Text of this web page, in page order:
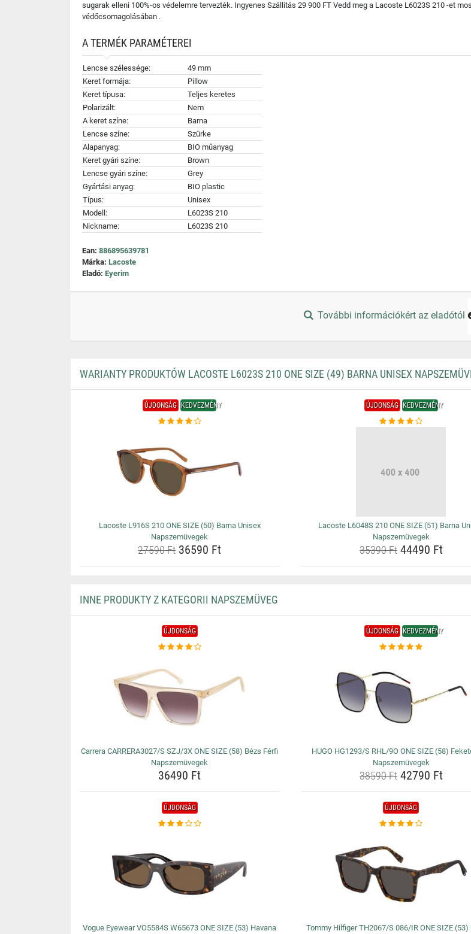
sugarak elleni 100%-os védelemre tervezték. Ingyenes Szállítás 29 900 FT Vedd meg a Lacoste L6023S 210 -et
védőcsomagolásában .
A TERMÉK PARAMÉTEREI
Lencse szélessége:
49 mm
Keret formája:
Pillow
Keret típusa:
Teljes keretes
Polarizált:
Nem
A keret színe:
Barna
Lencse színe:
Szürke
Alapanyag:
BIO műanyag
Keret gyári színe:
Brown
Lencse gyári színe:
Grey
Gyártási anyag:
BIO plastic
Típus:
Unisex
Modell:
L6023S 210
Nickname:
L6023S 210
Ean: 886895639781
Márka: Lacoste
Eladó: Eyerim
További információkért az eladótól
WARIANTY PRODUKTÓW LACOSTE L6023S 210 ONE SIZE (49) BARNA UNISEX
ÚJDONSÁG KEDVEZMÉNY
Lacoste L916S 210 ONE SIZE (50) Barna Unisex
Napszemüvegek
27590 Ft36590 Ft
ÚJDONSÁG KEDVEZMÉNY
Lacoste L6048S 210 ONE SIZE (51) Barna
Napszemüvegek
35390 Ft44490 Ft
INNE PRODUKTY Z KATEGORII NAPSZEMÜVEG
ÚJDONSÁG
Carrera CARRERA3027/S SZJ/3X ONE SIZE (58) Bézs Férfi
Napszemüvegek
36490 Ft
ÚJDONSÁG KEDVEZMÉNY
HUGO HG1293/S RHL/9O ONE SIZE (58)
Napszemüvegek
38590 Ft42790 Ft
ÚJDONSÁG
Vogue Eyewear VO5584S W65673 ONE SIZE (53) Havana
ÚJDONSÁG
Tommy Hilfiger TH2067/S 086/IR ONE SIZE (53)